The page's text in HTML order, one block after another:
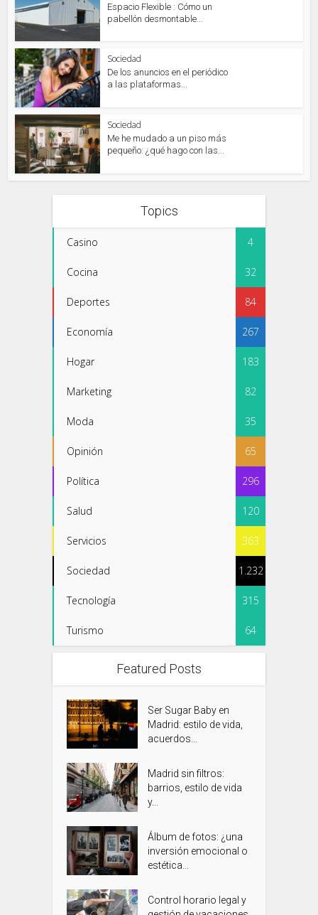
Espacio Flexible : Cómo un
pabellón desmontable...
Sociedad
De los anuncios en el periódico
a las plataformas...
Sociedad
Me he mudado a un piso más
pequeño: ¿qué hago con las...
Topics
Casino 4
Cocina 32
Deportes 84
Economía 267
Hogar 183
Marketing 82
Moda 35
Opinión 65
Política 296
Salud 120
Servicios 363
Sociedad 1.232
Tecnología 315
Turismo 64
Featured Posts
Ser Sugar Baby en
Madrid: estilo de vida,
acuerdos...
Madrid sin filtros:
barrios, estilo de vida
y...
Álbum de fotos: ¿una
inversión emocional o
estética...
Control horario legal y